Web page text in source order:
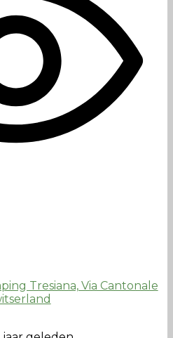
Tresiana, Via Cantonale